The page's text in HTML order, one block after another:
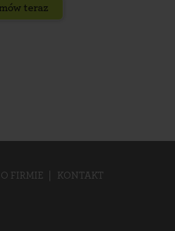
teraz
O FIRMIE KONTAKT